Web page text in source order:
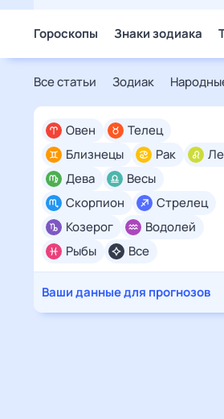
Гороскопы Знаки зодиака
Все статьи Зодиак
Все
Овен
Телец
Близнецы
Рак
Дева
Весы
Скорпион
Стрелец
Козерог
Водолей
Рыбы
Ваши данные для прогнозов